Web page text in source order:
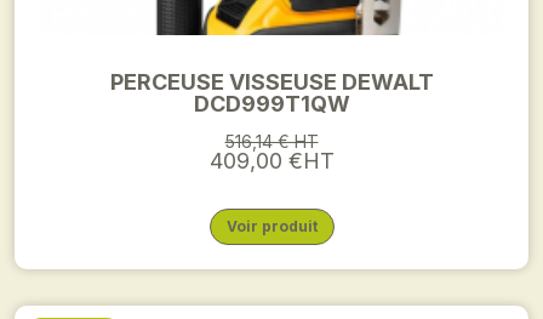
PERCEUSE VISSEUSE DEWALT
DCD999T1QW
516,14 € HT
409,00 €HT
Voir produit